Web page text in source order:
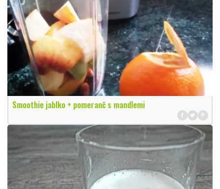
Smoothie jablko + pomeranč s mandlemi